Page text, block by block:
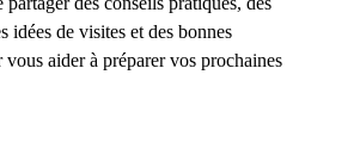
idées de visites et des bonnes
vous aider à préparer vos prochaines